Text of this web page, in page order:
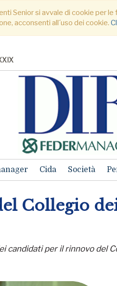
Senior si avvale di cookie per
acconsenti all´uso dei cookie.
Cida Società
Collegio
candidati per il rinnovo del